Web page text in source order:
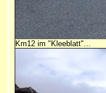
Km12 im "Kleeblatt"...